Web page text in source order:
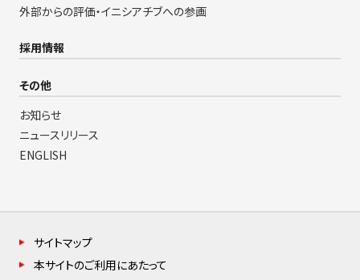
外部からの評価・イニシアチブへの参画
採用情報
その他
お知らせ
ニュースリリース
ENGLISH
サイトマップ
本サイトのご利用にあたって